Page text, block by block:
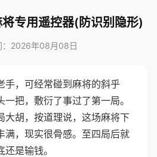
专用遥控器(防识别隐形)
：2026年08月08日
手，可经常碰到麻将的斜乎
把，敷衍了事过了第一局。
大胡，按道理说，这场麻将下
满，现实很骨感。至四局后就
是输钱。